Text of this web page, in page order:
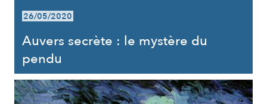
26/05/2020
Auvers secrète : le mystère du
pendu